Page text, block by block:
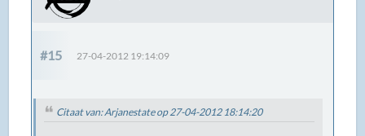
#15 27-04-2012 19:14:09
Citaat van: Arjanestate op 27-04-2012 18:14:20